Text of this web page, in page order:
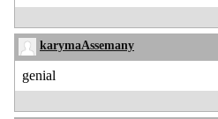
karymaAssemany
genial